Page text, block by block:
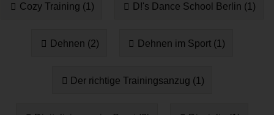
Cozy Training (1) D!'s Dance School Berlin (1)
Dehnen (2) Dehnen im Sport (1)
Der richtige Trainingsanzug (1)